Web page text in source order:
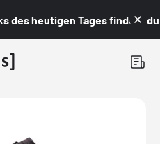
des heutigen Tages findest du